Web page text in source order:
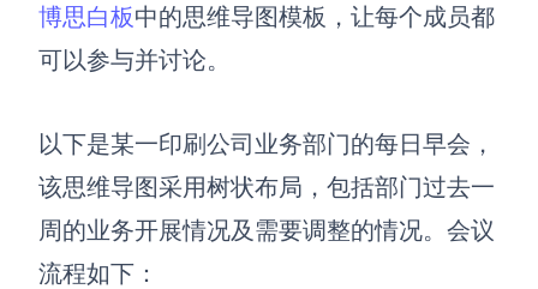
AI创作
AI生成思维导图
战略与流程设计
博思白板中的思维导图模板，让每个成员都
可以参与并讨论。
以下是某一印刷公司业务部门的每日早会，
该思维导图采用树状布局，包括部门过去一
周的业务开展情况及需要调整的情况。会议
流程如下：